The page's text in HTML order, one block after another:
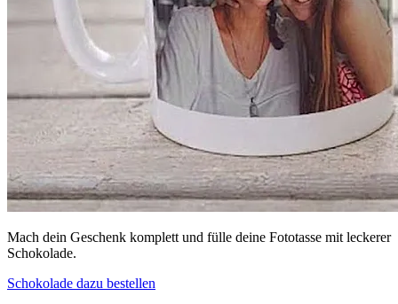
Mach dein Geschenk komplett und fülle deine Fototasse mit leckerer
Schokolade.
Schokolade dazu bestellen